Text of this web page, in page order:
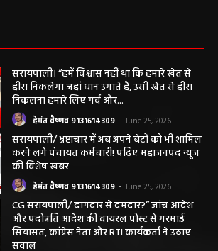
सरायपाली। “हमें विश्वास नहीं था कि हमारे खेत से
हीरा निकलेगा जहां धान उगाते हैं, उसी खेत से हीरा
निकलना हमारे लिए गर्व और...
हेमंत वैष्णव 9131614309 June 25, 2026
सरायपाली/ भ्रष्टाचार में अब अपने बेटों को भी शामिल
करने लगे पंचायत कर्मचारी! पढ़िए महाजनपद न्यूज
की विशेष खबर
हेमंत वैष्णव 9131614309 June 25, 2026
CG सरायपाली/ दागदार से दमदार?” जांच आदेश
और पदोन्नति आदेश की वायरल पोस्ट से गरमाई
सियासत, कांग्रेस नेता और RTI कार्यकर्ता ने उठाए
सवाल